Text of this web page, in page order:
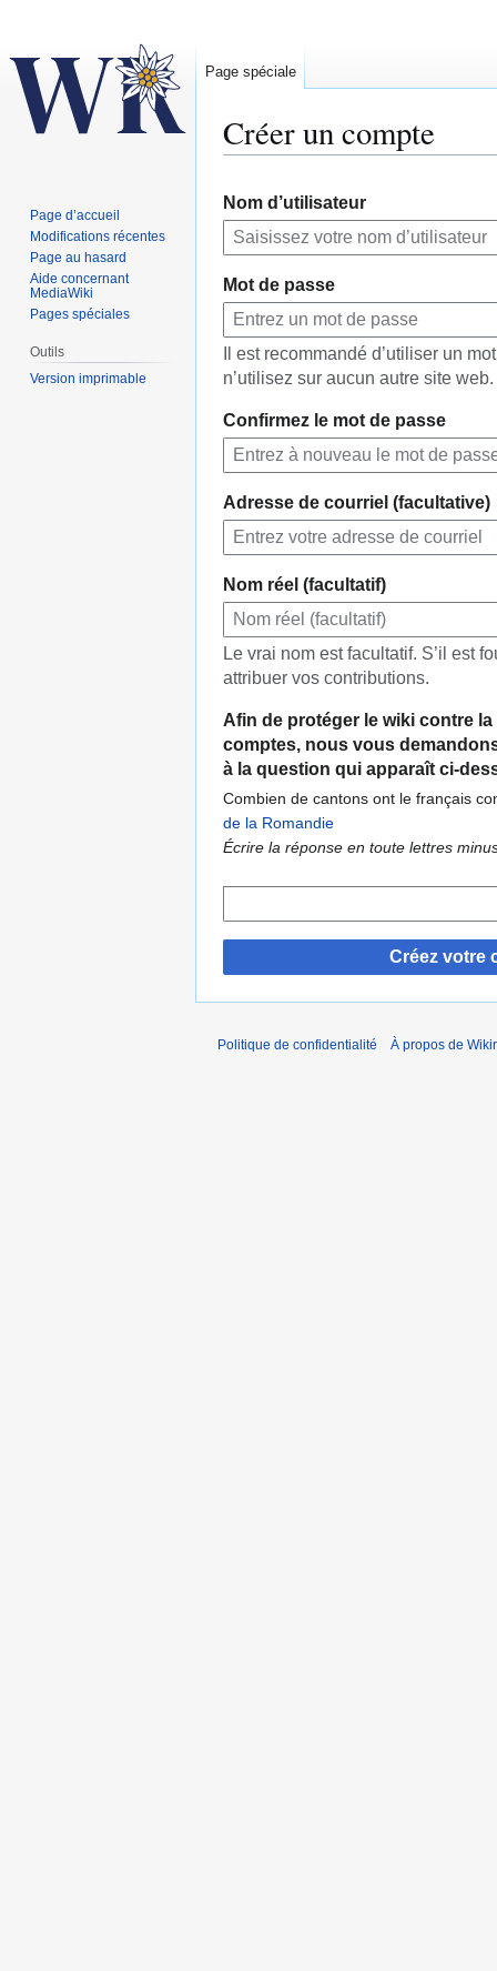
Créer un compte
à
navigation
à
recherche
Nom d’utilisateur
Mot de passe
Il est recommandé d’utiliser un
n’utilisez sur aucun autre site web.
Confirmez le mot de passe
Adresse de courriel (facultative)
Nom réel (facultatif)
Le vrai nom est facultatif. S’il est
attribuer vos contributions.
Afin de protéger le wiki contre
comptes, nous vous
à la question qui apparaît ci-
Combien de cantons ont le français
de la Romandie
Écrire la réponse en toute lettres
Créez votre
Page spéciale
Page d’accueil
Modifications récentes
Page au hasard
Aide concernant
MediaWiki
Pages spéciales
Outils
Version imprimable
Politique de confidentialité À propos de